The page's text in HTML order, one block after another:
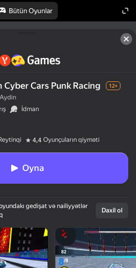
Bütün Oyunlar
döndərin
yalnız üfüqi
rejimdə işləyir
Cyber Cars Punk Racing 12+
İdman
4,4 Oyunçuların qiyməti
Oyna
gedişat və nailiyyətlər
Daxil ol